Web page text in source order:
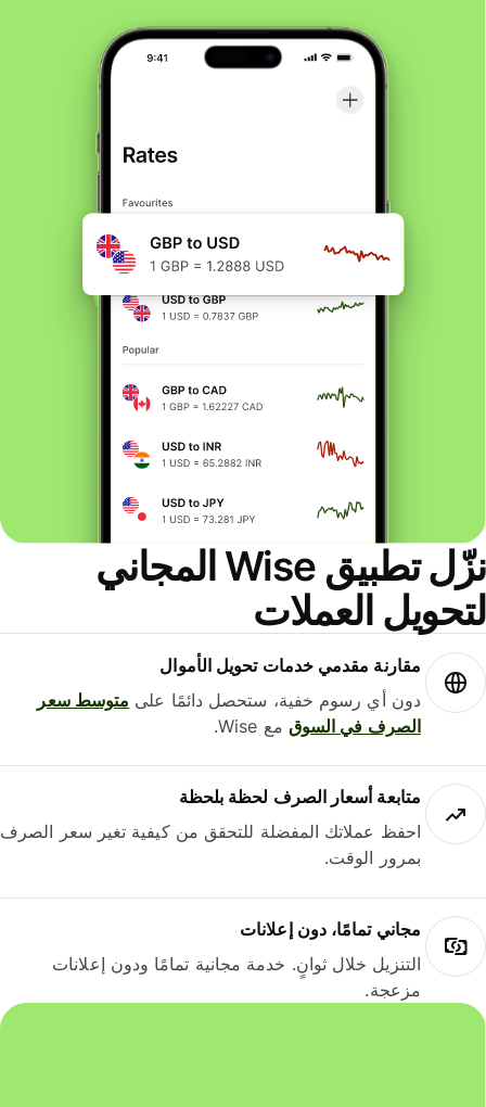
نزّل تطبيق Wise المجاني
العملات
مقارنة مقدمي خدمات تحويل الأموال
دون أي رسوم خفية، ستحصل دائمًا علىمتوسط ​​سعر
الصرف في السوقمع Wise.
متابعة أسعار الصرف لحظة بلحظة
احفظ عملاتك المفضلة للتحقق من كيفية تغير سعر الصرف
بمرور الوقت.
مجاني تمامًا، دون إعلانات
التنزيل خلال ثوانٍ. خدمة مجانية تمامًا ودون إعلانات
مزعجة.